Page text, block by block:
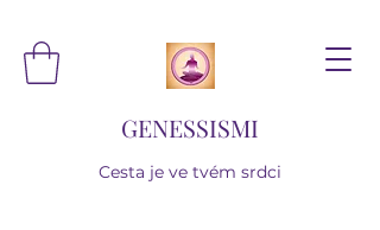
GENESSISMI
Cesta je ve tvém srdci